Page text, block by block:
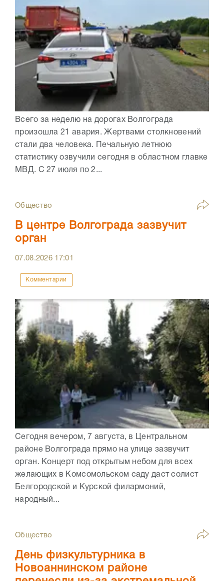
Всего за неделю на дорогах Волгограда
произошла 21 авария. Жертвами столкновений
стали два человека. Печальную летнюю
статистику озвучили сегодня в областном главке
МВД. С 27 июля по 2...
Общество
В центре Волгограда зазвучит
орган
07.08.2026 17:01
Комментарии
Сегодня вечером, 7 августа, в Центральном
районе Волгограда прямо на улице зазвучит
орган. Концерт под открытым небом для всех
желающих в Комсомольском саду даст солист
Белгородской и Курской филармоний,
народный...
Общество
День физкультурника в
Новоаннинском районе